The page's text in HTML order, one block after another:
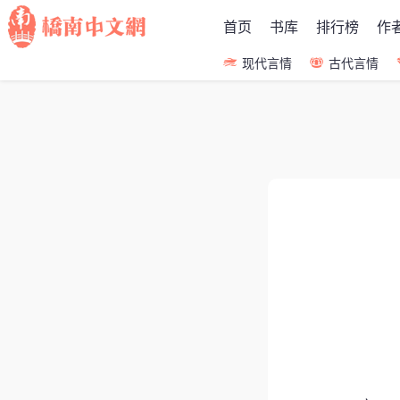
首页 书库 排行榜 作
现代言情 古代言情